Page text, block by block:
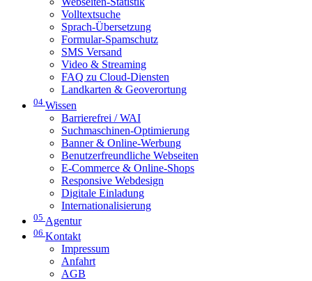
Volltextsuche
Sprach-Übersetzung
Formular-Spamschutz
SMS Versand
Video & Streaming
FAQ zu Cloud-Diensten
Landkarten & Geoverortung
04 Wissen
Barrierefrei / WAI
Suchmaschinen-Optimierung
Banner & Online-Werbung
Benutzerfreundliche Webseiten
E-Commerce & Online-Shops
Responsive Webdesign
Digitale Einladung
Internationalisierung
05 Agentur
06 Kontakt
Impressum
Anfahrt
AGB